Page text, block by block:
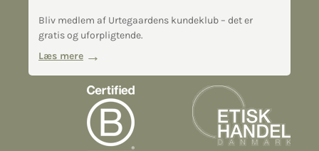
Bliv medlem af Urtegaardens kundeklub – det er
gratis og uforpligtende.
Læs mere